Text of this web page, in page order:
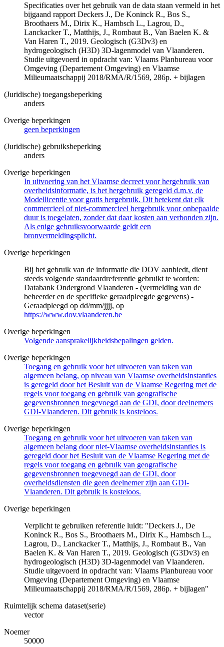
Specificaties over het gebruik van de data staan vermeld in het
bijgaand rapport Deckers J., De Koninck R., Bos S.,
Broothaers M., Dirix K., Hambsch L., Lagrou, D.,
Lanckacker T., Matthijs, J., Rombaut B., Van Baelen K. &
Van Haren T., 2019. Geologisch (G3Dv3) en
hydrogeologisch (H3D) 3D-lagenmodel van Vlaanderen.
Studie uitgevoerd in opdracht van: Vlaams Planbureau voor
Omgeving (Departement Omgeving) en Vlaamse
Milieumaatschappij 2018/RMA/R/1569, 286p. + bijlagen
(Juridische) toegangsbeperking
anders
Overige beperkingen
geen beperkingen
(Juridische) gebruiksbeperking
anders
Overige beperkingen
In uitvoering van het Vlaamse decreet voor hergebruik van
overheidsinformatie, is het hergebruik geregeld d.m.v. de
Modellicentie voor gratis hergebruik. Dit betekent dat elk
commercieel of niet-commercieel hergebruik voor onbepaalde
duur is toegelaten, zonder dat daar kosten aan verbonden zijn.
Als enige gebruiksvoorwaarde geldt een
bronvermeldingsplicht.
Overige beperkingen
Bij het gebruik van de informatie die DOV aanbiedt, dient
steeds volgende standaardreferentie gebruikt te worden:
Databank Ondergrond Vlaanderen - (vermelding van de
beheerder en de specifieke geraadpleegde gegevens) -
Geraadpleegd op dd/mm/jjjj, op
https://www.dov.vlaanderen.be
Overige beperkingen
Volgende aansprakelijkheidsbepalingen gelden.
Overige beperkingen
Toegang en gebruik voor het uitvoeren van taken van
algemeen belang, op niveau van Vlaamse overheidsinstanties
is geregeld door het Besluit van de Vlaamse Regering met de
regels voor toegang en gebruik van geografische
gegevensbronnen toegevoegd aan de GDI, door deelnemers
GDI-Vlaanderen. Dit gebruik is kosteloos.
Overige beperkingen
Toegang en gebruik voor het uitvoeren van taken van
algemeen belang door niet-Vlaamse overheidsinstanties is
geregeld door het Besluit van de Vlaamse Regering met de
regels voor toegang en gebruik van geografische
gegevensbronnen toegevoegd aan de GDI, door
overheidsdiensten die geen deelnemer zijn aan GDI-
Vlaanderen. Dit gebruik is kosteloos.
Overige beperkingen
Verplicht te gebruiken referentie luidt: "Deckers J., De
Koninck R., Bos S., Broothaers M., Dirix K., Hambsch L.,
Lagrou, D., Lanckacker T., Matthijs, J., Rombaut B., Van
Baelen K. & Van Haren T., 2019. Geologisch (G3Dv3) en
hydrogeologisch (H3D) 3D-lagenmodel van Vlaanderen.
Studie uitgevoerd in opdracht van: Vlaams Planbureau voor
Omgeving (Departement Omgeving) en Vlaamse
Milieumaatschappij 2018/RMA/R/1569, 286p. + bijlagen"
Ruimtelijk schema dataset(serie)
vector
Noemer
50000